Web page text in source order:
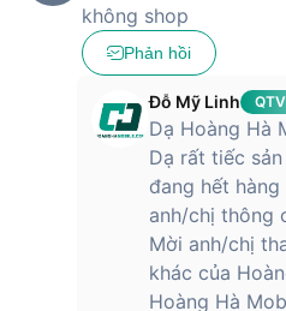
không shop
Phản hồi
Đỗ Mỹ Linh QTV
Dạ Hoàng Hà
Dạ rất tiếc
đang hết
anh/chị thông
Mời anh/chị
khác của
Hoàng Hà